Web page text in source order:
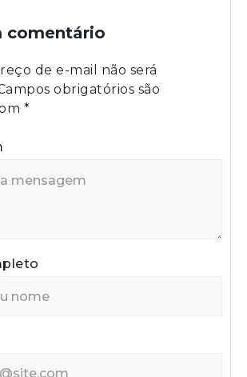
comentário
de e-mail não será
obrigatórios são
*